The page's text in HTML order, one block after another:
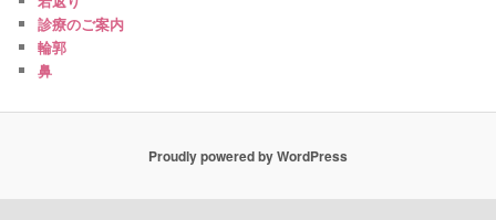
診療のご案内
輪郭
鼻
Proudly powered by WordPress